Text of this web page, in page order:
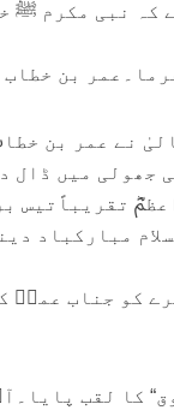
کہ نبی مکرم ﷺ
بن
نے عمر بن
جھولی میں ڈال
تقریباًتیس
مبارکباد
کو جناب عمرؓ
کا لقب